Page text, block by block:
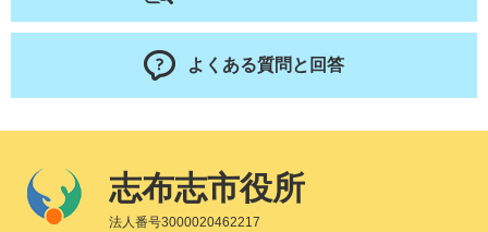
よくある質問と回答
志布志市役所
法人番号3000020462217